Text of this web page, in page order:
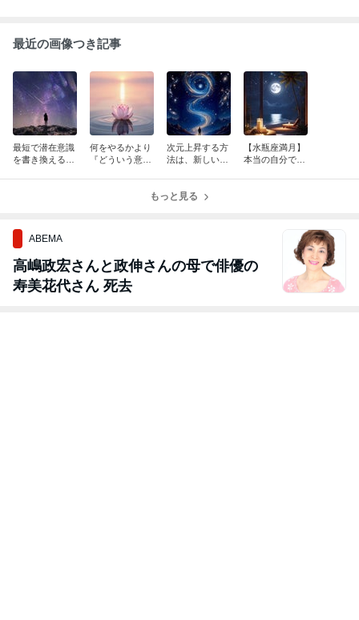
最近の画像つき記事
最短で潜在意識
を書き換える方
何をやるかより
『どういう意
次元上昇する方
法は、新しい経
【水瓶座満月】
本当の自分で生
もっと見る
ABEMA
高嶋政宏さんと政伸さんの母で俳優の
寿美花代さん 死去